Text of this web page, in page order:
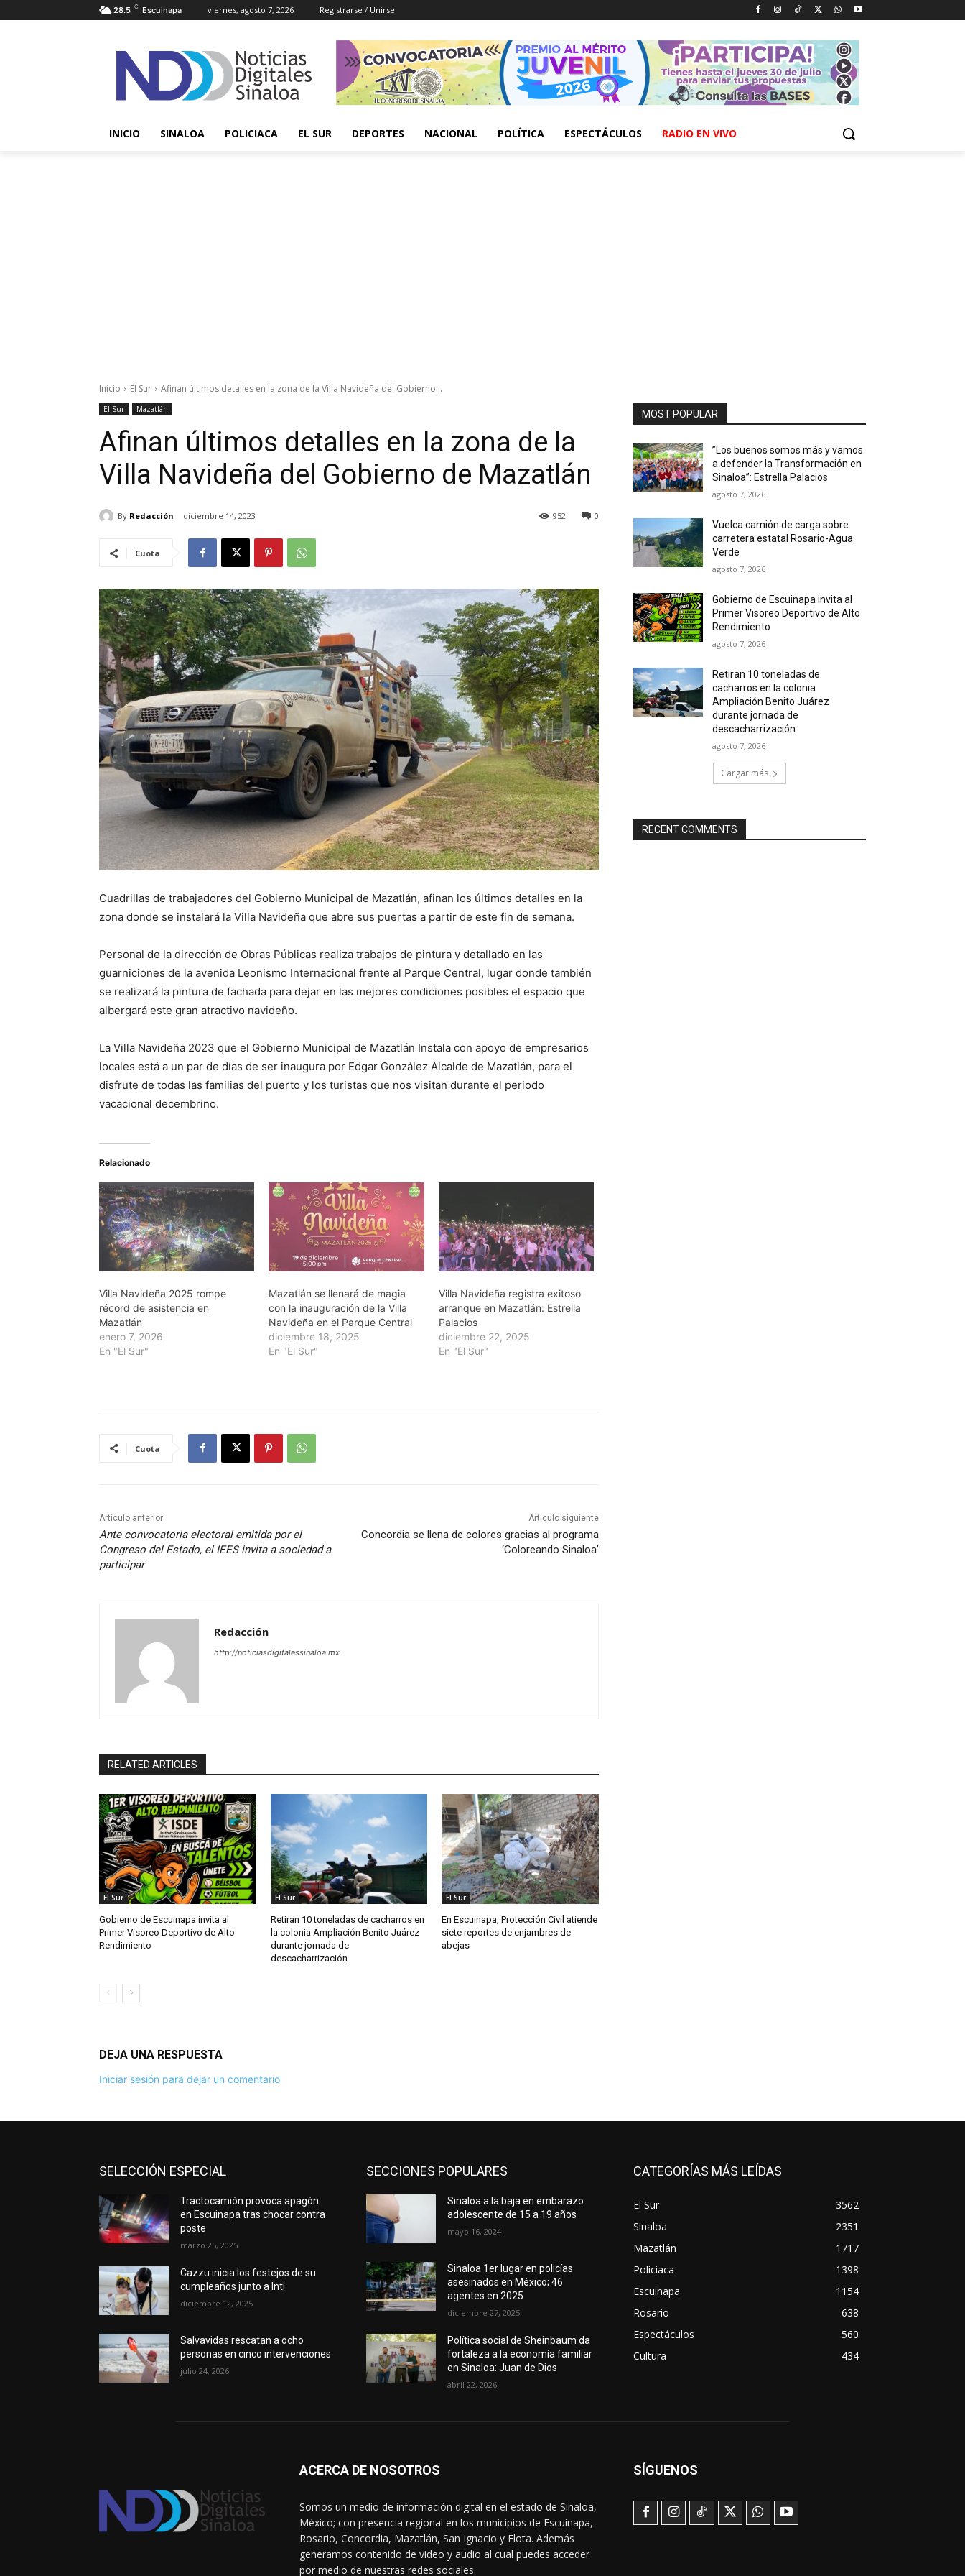
28.5 C Escuinapa viernes, agosto 7, 2026 Registrarse / Unirse
INICIO SINALOA POLICIACA EL SUR DEPORTES NACIONAL POLÍTICA ESPECTÁCULOS RADIO EN VIVO
Inicio El Sur Afinan últimos detalles en la zona de la Villa Navideña del Gobierno...
El Sur Mazatlán
Afinan últimos detalles en la zona de la
Villa Navideña del Gobierno de Mazatlán
By Redacción diciembre 14, 2023 0
952
Cuota
Cuadrillas de trabajadores del Gobierno Municipal de Mazatlán, afinan los últimos detalles en la
zona donde se instalará la Villa Navideña que abre sus puertas a partir de este fin de semana.
Personal de la dirección de Obras Públicas realiza trabajos de pintura y detallado en las
guarniciones de la avenida Leonismo Internacional frente al Parque Central, lugar donde también
se realizará la pintura de fachada para dejar en las mejores condiciones posibles el espacio que
albergará este gran atractivo navideño.
La Villa Navideña 2023 que el Gobierno Municipal de Mazatlán Instala con apoyo de empresarios
locales está a un par de días de ser inaugura por Edgar González Alcalde de Mazatlán, para el
disfrute de todas las familias del puerto y los turistas que nos visitan durante el periodo
vacacional decembrino.
Relacionado
Villa Navideña 2025 rompe
récord de asistencia en
Mazatlán
enero 7, 2026
En "El Sur"
Mazatlán se llenará de magia
con la inauguración de la Villa
Navideña en el Parque Central
diciembre 18, 2025
En "El Sur"
Villa Navideña registra exitoso
arranque en Mazatlán: Estrella
Palacios
diciembre 22, 2025
En "El Sur"
Cuota
Artículo anterior
Ante convocatoria electoral emitida por el
Congreso del Estado, el IEES invita a sociedad a
participar
Artículo siguiente
Concordia se llena de colores gracias al programa
‘Coloreando Sinaloa’
Redacción
http://noticiasdigitalessinaloa.mx
RELATED ARTICLES
El Sur
Gobierno de Escuinapa invita al
Primer Visoreo Deportivo de Alto
Rendimiento
El Sur
Retiran 10 toneladas de cacharros en
la colonia Ampliación Benito Juárez
durante jornada de
descacharrización
El Sur
En Escuinapa, Protección Civil atiende
siete reportes de enjambres de
abejas
DEJA UNA RESPUESTA
Iniciar sesión para dejar un comentario
MOST POPULAR
”Los buenos somos más y vamos
a defender la Transformación en
Sinaloa”: Estrella Palacios
agosto 7, 2026
Vuelca camión de carga sobre
carretera estatal Rosario-Agua
Verde
agosto 7, 2026
Gobierno de Escuinapa invita al
Primer Visoreo Deportivo de Alto
Rendimiento
agosto 7, 2026
Retiran 10 toneladas de
cacharros en la colonia
Ampliación Benito Juárez
durante jornada de
descacharrización
agosto 7, 2026
Cargar más
RECENT COMMENTS
SELECCIÓN ESPECIAL
Tractocamión provoca apagón
en Escuinapa tras chocar contra
poste
marzo 25, 2025
Cazzu inicia los festejos de su
cumpleaños junto a Inti
diciembre 12, 2025
Salvavidas rescatan a ocho
personas en cinco intervenciones
julio 24, 2026
SECCIONES POPULARES
Sinaloa a la baja en embarazo
adolescente de 15 a 19 años
mayo 16, 2024
Sinaloa 1er lugar en policías
asesinados en México; 46
agentes en 2025
diciembre 27, 2025
Política social de Sheinbaum da
fortaleza a la economía familiar
en Sinaloa: Juan de Dios
abril 22, 2026
CATEGORÍAS MÁS LEÍDAS
El Sur
3562
Sinaloa
2351
Mazatlán
1717
Policiaca
1398
Escuinapa
1154
Rosario
638
Espectáculos
560
Cultura
434
ACERCA DE NOSOTROS
Somos un medio de información digital en el estado de Sinaloa,
México; con presencia regional en los municipios de Escuinapa,
Rosario, Concordia, Mazatlán, San Ignacio y Elota. Además
generamos contenido de video y audio al cual puedes acceder
por medio de nuestras redes sociales.
SÍGUENOS